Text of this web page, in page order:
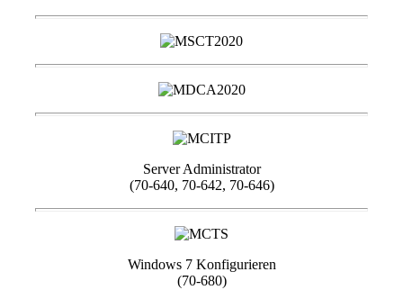
Server Administrator
(70-640, 70-642, 70-646)
Windows 7 Konfigurieren
(70-680)